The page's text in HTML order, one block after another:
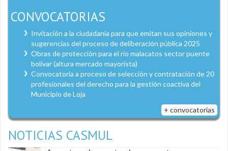
CONVOCATORIAS
Invitación a la ciudadanía para que emitan sus opiniones y
sugerencias del proceso de deliberación pública 2025
Obras de protección para el río malacatos sector puente
bolívar (altura mercado mayorista)
Convocatoria a proceso de selección y contratación de 20
profesionales del derecho para la gestión coactiva del
Municipio de Loja
+ convocatorias
NOTICIAS CASMUL